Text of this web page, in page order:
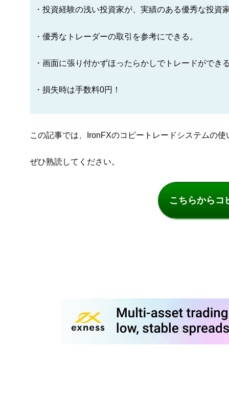
・投資経験の浅い投資家が、実績のある優秀な投資
・優秀なトレーダーの取引を参考にできる。
・画面に張り付かずほったらかしでトレードができる
・損失時は手数料0円！
この記事では、IronFXのコピートレードシステムの使
ぜひ熟読してください。
こちらからコ